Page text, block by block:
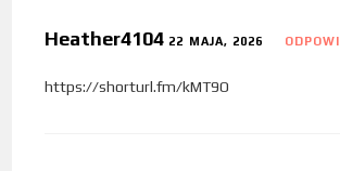
Heather4104 22 MAJA, 2026
https://shorturl.fm/kMT9O